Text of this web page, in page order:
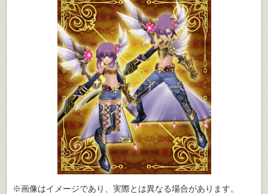
※画像はイメージであり、実際とは異なる場合があります。